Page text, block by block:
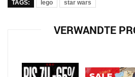
TAGS: lego star wars
VERWANDTE